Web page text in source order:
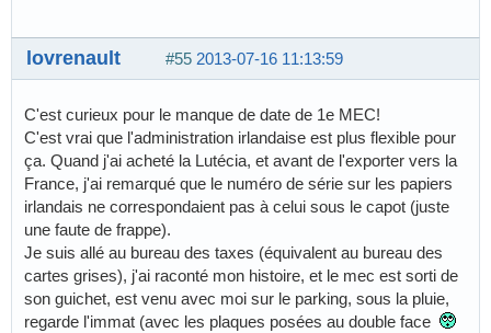
#55 2013-07-16 11:13:59
lovrenault
C'est curieux pour le manque de date de 1e MEC!
C'est vrai que l'administration irlandaise est plus flexible pour
ça. Quand j'ai acheté la Lutécia, et avant de l'exporter vers la
France, j'ai remarqué que le numéro de série sur les papiers
irlandais ne correspondaient pas à celui sous le capot (juste
une faute de frappe).
Je suis allé au bureau des taxes (équivalent au bureau des
cartes grises), j'ai raconté mon histoire, et le mec est sorti de
son guichet, est venu avec moi sur le parking, sous la pluie,
regarde l'immat (avec les plaques posées au double face